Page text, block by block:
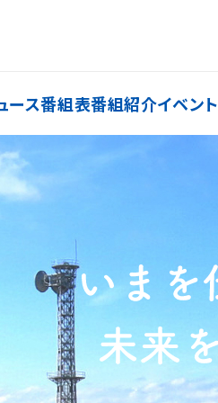
ース番組表番組紹介イベント